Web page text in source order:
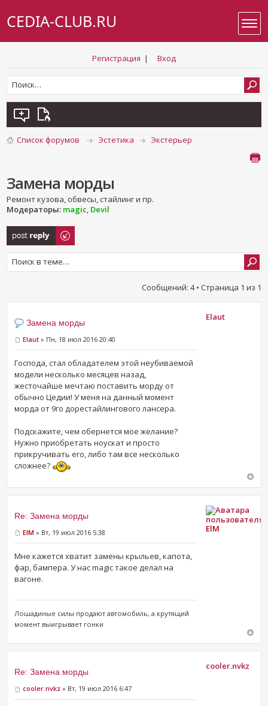
CEDIA-CLUB.RU
Регистрация | Вход
Список форумов Эстетика Экстерьер
Замена морды
Ремонт кузова, обвесы, стайлинг и пр.
Модераторы: magic, Devil
Ответить
Сообщений: 4 • Страница 1 из 1
Замена морды
Elaut » Пн, 18 июл 2016 20:40
Господа, стал обладателем этой неубиваемой
модели несколько месяцев назад,
жесточайше мечтаю поставить морду от
обычно Цедии! У меня на данный момент
морда от 9го дорестайлингового лансера.
Подскажите, чем обернется мое желание?
Нужно приобретать ноускат и просто
прикручивать его, либо там все несколько
сложнее?
Elaut
Re: Замена морды
ElM » Вт, 19 июл 2016 5:38
Мне кажется хватит замены крыльев, капота,
фар, бампера. У нас magic такое делал на
вагоне.
Лошадиные силы продают ​автомобиль, а крутящий
момент выигрывает гонки
ElM
Re: Замена морды
cooler.nvkz » Вт, 19 июл 2016 6:47
cooler.nvkz